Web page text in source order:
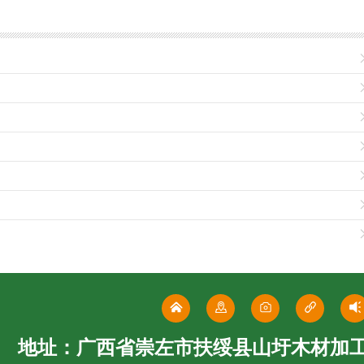
地址：广西省崇左市扶绥县山圩木材加